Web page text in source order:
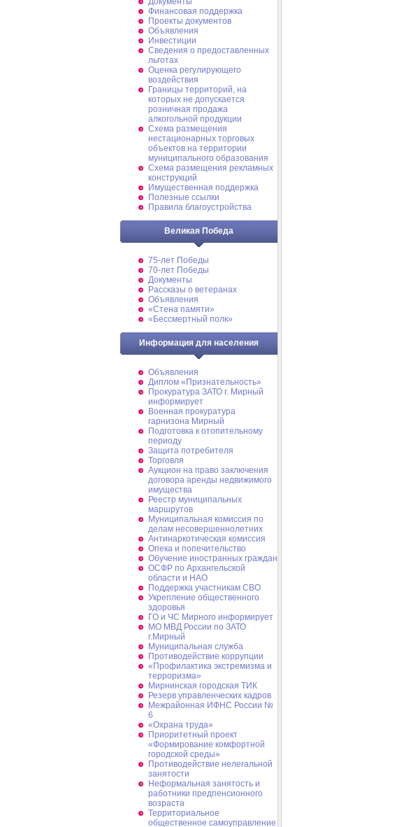
Финансовая поддержка
Проекты документов
Объявления
Инвестиции
Сведения о предоставленных
льготах
Оценка регулирующего
воздействия
Границы территорий, на
которых не допускается
розничная продажа
алкогольной продукции
Схема размещения
нестационарных торговых
объектов на территории
муниципального образования
Схема размещения рекламных
конструкций
Имущественная поддержка
Полезные ссылки
Правила благоустройства
Великая Победа
75-лет Победы
70-лет Победы
Документы
Рассказы о ветеранах
Объявления
«Стена памяти»
«Бессмертный полк»
Информация для населения
Объявления
Диплом «Признательность»
Прокуратура ЗАТО г. Мирный
информирует
Военная прокуратура
гарнизона Мирный
Подготовка к отопительному
периоду
Защита потребителя
Торговля
Аукцион на право заключения
договора аренды недвижимого
имущества
Реестр муниципальных
маршрутов
Муниципальная комиссия по
делам несовершеннолетних
Антинаркотическая комиссия
Опека и попечительство
Обучение иностранных граждан
ОСФР по Архангельской
области и НАО
Поддержка участникам СВО
Укрепление общественного
здоровья
ГО и ЧС Мирного информирует
МО МВД России по ЗАТО
г.Мирный
Муниципальная cлужба
Противодействие коррупции
«Профилактика экстремизма и
терроризма»
Мирнинская городская ТИК
Резерв управленческих кадров
Межрайонная ИФНС России №
6
«Охрана труда»
Приоритетный проект
«Формирование комфортной
городской среды»
Противодействие нелегальной
занятости
Неформальная занятость и
работники предпенсионного
возраста
Территориальное
общественное самоуправление